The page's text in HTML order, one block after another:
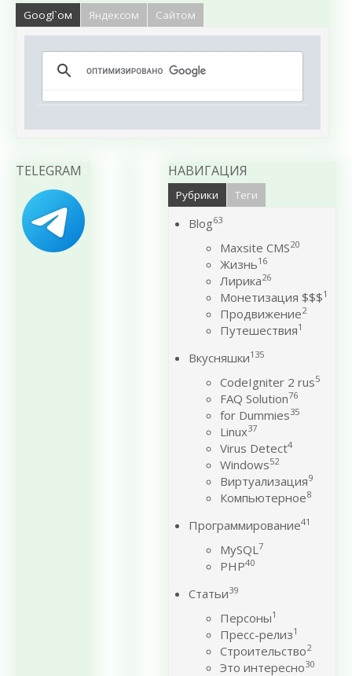
Googl`ом Яндексом Сайтом
TELEGRAM НАВИГАЦИЯ
Рубрики Теги
Blog63
Maxsite CMS20
Жизнь16
Лирика26
Монетизация $$$1
Продвижение2
Путешествия1
Вкусняшки135
CodeIgniter 2 rus5
FAQ Solution76
for Dummies35
Linux37
Virus Detect4
Windows52
Виртуализация9
Компьютерное8
Программирование41
MySQL7
PHP40
Статьи39
Персоны1
Пресс-релиз1
Строительство2
Это интересно30